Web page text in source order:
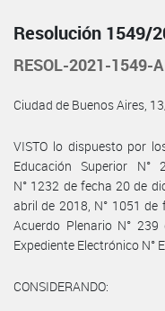
Resolución 1549/
RESOL-2021-1549-
Ciudad de Buenos Aires,
VISTO lo dispuesto por
Educación Superior N°
N° 1232 de fecha 20 de
abril de 2018, N° 1051
Acuerdo Plenario N° 239
Expediente Electrónico N°
CONSIDERANDO: